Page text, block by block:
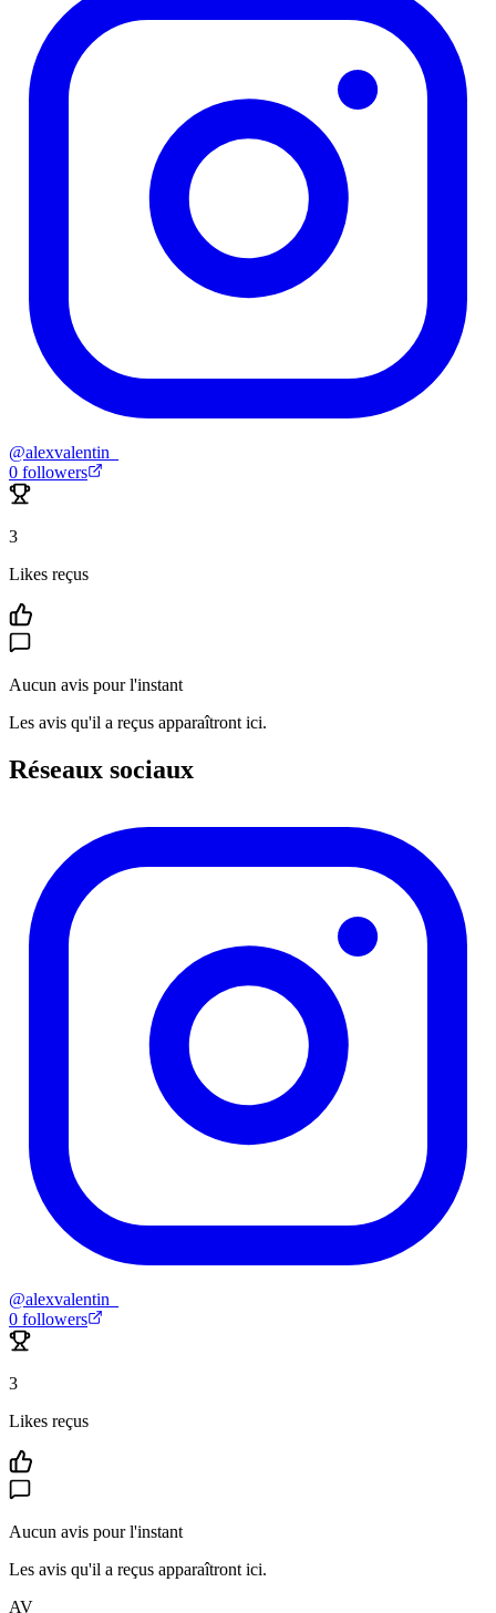
@alexvalentin_
0 followers
3
Likes reçus
Aucun avis pour l'instant
Les avis qu'il a reçus apparaîtront ici.
Réseaux sociaux
@alexvalentin_
0 followers
3
Likes reçus
Aucun avis pour l'instant
Les avis qu'il a reçus apparaîtront ici.
AV